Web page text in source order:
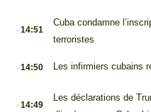
.14:51
Cuba condamne
terroristes
.14:50 Les infirmiers cubains
.14:49
Les déclarations de